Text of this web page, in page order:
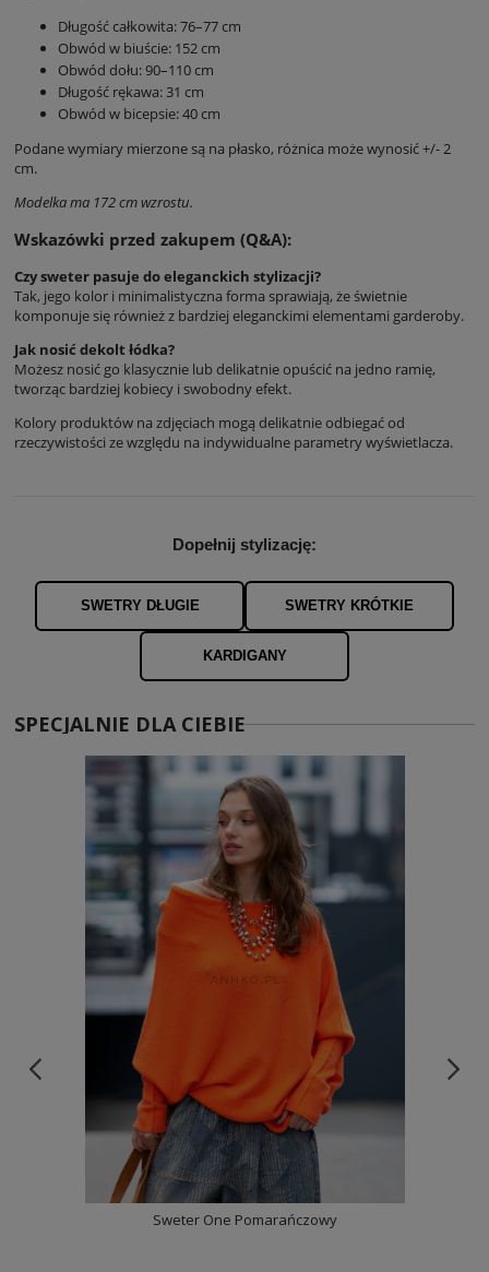
Długość całkowita: 76–77 cm
Obwód w biuście: 152 cm
Obwód dołu: 90–110 cm
Długość rękawa: 31 cm
Obwód w bicepsie: 40 cm
Podane wymiary mierzone są na płasko, różnica może wynosić +/- 2
cm.
Modelka ma 172 cm wzrostu.
Wskazówki przed zakupem (Q&A):
Czy sweter pasuje do eleganckich stylizacji?
Tak, jego kolor i minimalistyczna forma sprawiają, że świetnie
komponuje się również z bardziej eleganckimi elementami garderoby.
Jak nosić dekolt łódka?
Możesz nosić go klasycznie lub delikatnie opuścić na jedno ramię,
tworząc bardziej kobiecy i swobodny efekt.
Kolory produktów na zdjęciach mogą delikatnie odbiegać od
rzeczywistości ze względu na indywidualne parametry wyświetlacza.
Dopełnij stylizację:
SWETRY DŁUGIE SWETRY KRÓTKIE
KARDIGANY